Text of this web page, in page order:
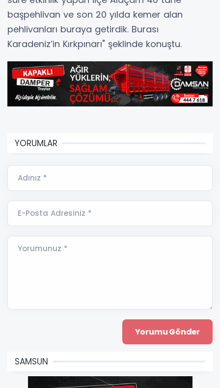
başpehlivan ve son 20 yılda kemer alan
pehlivanları buraya getirdik. Burası
Karadeniz’in Kırkpınarı" şeklinde konuştu.
YORUMLAR
Adınız *
E-Posta Adresiniz *
Yorumunuz *
SAMSUN